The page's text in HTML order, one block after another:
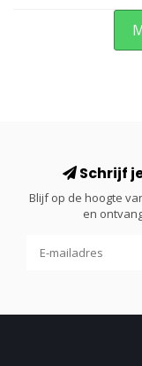
Schrijf
Blijf op de hoogte
en